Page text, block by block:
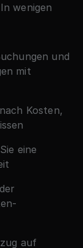
wenigen
und
mit
Kosten,
eine
auf